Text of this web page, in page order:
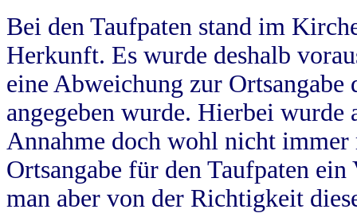
Bei den Taufpaten stand im
Herkunft. Es wurde deshalb
eine Abweichung zur
angegeben wurde. Hierbei wurde
Annahme doch wohl nicht
Ortsangabe für den Taufpaten
man aber von der Richtigkeit